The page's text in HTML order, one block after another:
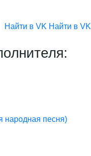
Найти в VK Найти в VK
народная песня)